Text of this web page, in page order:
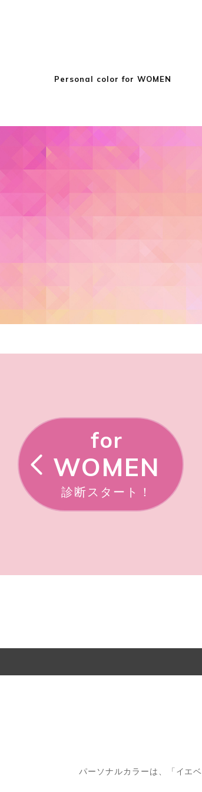
Personal color for WOMEN
for
WOMEN
診断スタート！
パーソナルカラーは、「イエ